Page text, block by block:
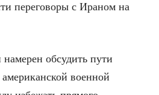
переговоры с Ираном на
обсудить пути
военной